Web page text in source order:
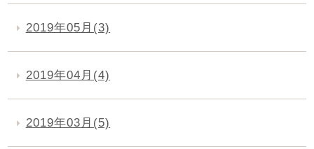
2019年05月(3)
2019年04月(4)
2019年03月(5)